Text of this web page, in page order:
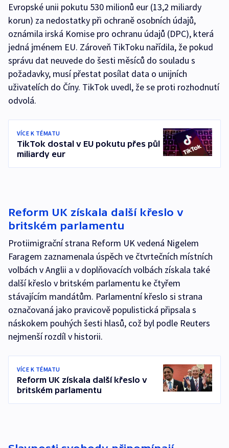
Evropské unii pokutu 530 milionů eur (13,2 miliardy
korun) za nedostatky při ochraně osobních údajů,
oznámila irská Komise pro ochranu údajů (DPC), která
jedná jménem EU. Zároveň TikToku nařídila, že pokud
správu dat neuvede do šesti měsíců do souladu s
požadavky, musí přestat posílat data o unijních
uživatelích do Číny. TikTok uvedl, že se proti rozhodnutí
odvolá.
VÍCE K TÉMATU
TikTok dostal v EU pokutu přes půl
miliardy eur
Reform UK získala další křeslo v
britském parlamentu
Protiimigrační strana Reform UK vedená Nigelem
Faragem zaznamenala úspěch ve čtvrtečních místních
volbách v Anglii a v doplňovacích volbách získala také
další křeslo v britském parlamentu ke čtyřem
stávajícím mandátům. Parlamentní křeslo si strana
označovaná jako pravicově populistická připsala s
náskokem pouhých šesti hlasů, což byl podle Reuters
nejmenší rozdíl v historii.
VÍCE K TÉMATU
Reform UK získala další křeslo v
britském parlamentu